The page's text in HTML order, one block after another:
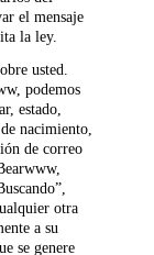
el mensaje
la ley.
usted.
podemos
estado,
nacimiento,
de correo
otra
a su
se genere